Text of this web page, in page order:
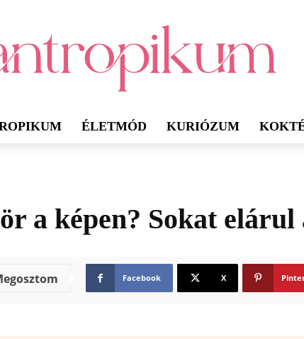
ÉLETMÓD KURIÓZUM
a képen? Sokat
Facebook X